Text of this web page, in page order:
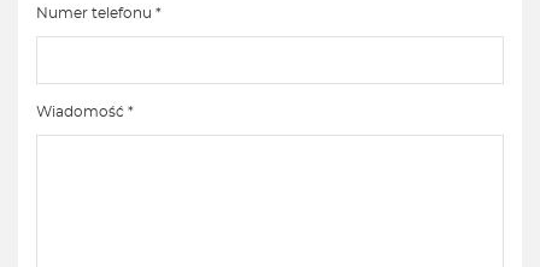
Numer telefonu *
Wiadomość *